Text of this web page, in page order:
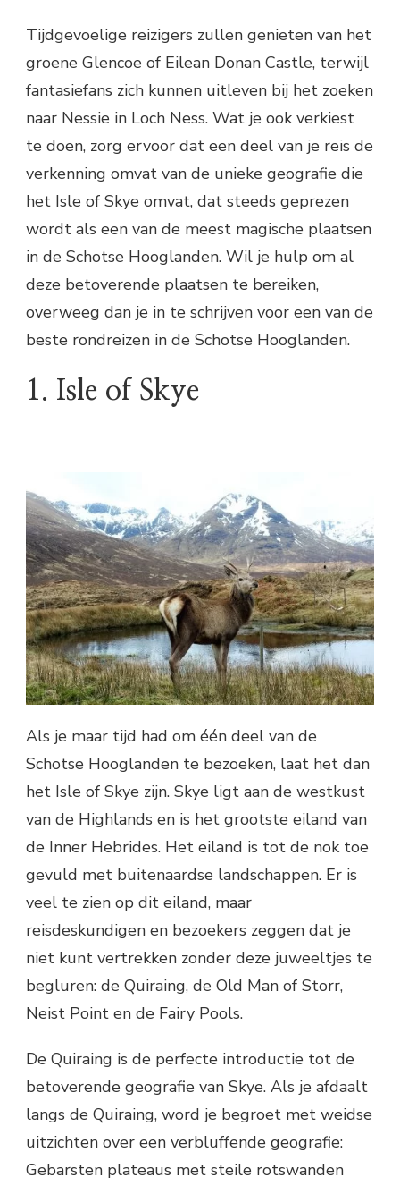
Tijdgevoelige reizigers zullen genieten van het
groene Glencoe of Eilean Donan Castle, terwijl
fantasiefans zich kunnen uitleven bij het zoeken
naar Nessie in Loch Ness. Wat je ook verkiest
te doen, zorg ervoor dat een deel van je reis de
verkenning omvat van de unieke geografie die
het Isle of Skye omvat, dat steeds geprezen
wordt als een van de meest magische plaatsen
in de Schotse Hooglanden. Wil je hulp om al
deze betoverende plaatsen te bereiken,
overweeg dan je in te schrijven voor een van de
beste rondreizen in de Schotse Hooglanden.
1. Isle of Skye
Als je maar tijd had om één deel van de
Schotse Hooglanden te bezoeken, laat het dan
het Isle of Skye zijn. Skye ligt aan de westkust
van de Highlands en is het grootste eiland van
de Inner Hebrides. Het eiland is tot de nok toe
gevuld met buitenaardse landschappen. Er is
veel te zien op dit eiland, maar
reisdeskundigen en bezoekers zeggen dat je
niet kunt vertrekken zonder deze juweeltjes te
begluren: de Quiraing, de Old Man of Storr,
Neist Point en de Fairy Pools.
De Quiraing is de perfecte introductie tot de
betoverende geografie van Skye. Als je afdaalt
langs de Quiraing, word je begroet met weidse
uitzichten over een verbluffende geografie:
Gebarsten plateaus met steile rotswanden